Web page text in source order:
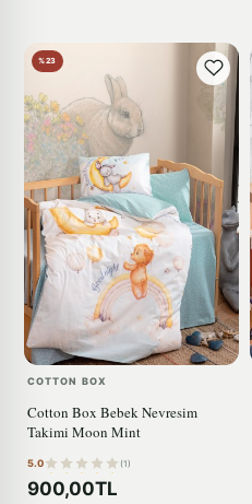
%23
COTTON BOX
Cotton Box Bebek Nevresim
Takimi Moon Mint
5.0 (1)
900,00TL